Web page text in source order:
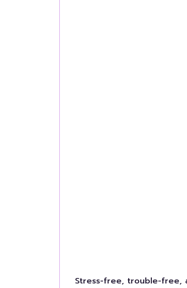
Stress-free, trouble-free,